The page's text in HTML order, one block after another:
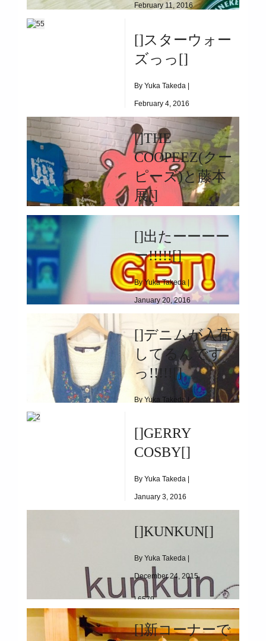
February 11, 2016
|6180
[]スターウォー
ズっっ[]
By Yuka Takeda |
February 4, 2016
|7141
[]スターウォーズっっ[]
[]THE
COOPEEZ(クー
ピーズ)と藤本
展[]
By Yuka Takeda |
January 27, 2016
| 4722
[]the coopeez(クーピーズ)と藤本展[]
[]出たーーーー
ー!!!!![]
By Yuka Takeda |
January 20, 2016
[]出たーーーーー!!!!![]
[]デニムが入荷
してるんです
っ!!!!![]
By Yuka Takeda |
January 12, 2016
[]GERRY
COSBY[]
By Yuka Takeda |
January 3, 2016
[]KUNKUN[]
By Yuka Takeda |
December 24, 2015
|6579
[]kunkun[]
[]新コーナーで